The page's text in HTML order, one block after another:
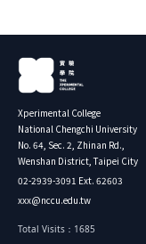
Xperimental College
National Chengchi University
No. 64, Sec. 2, Zhinan Rd.,
Wenshan District, Taipei City
02-2939-3091 Ext. 62603
xxx@nccu.edu.tw
Total Visits：1685